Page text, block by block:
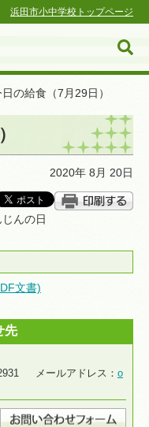
浜田市小中学校トップページ
の給食（7月29日）
2020年 8月 20日
んの日
文書)
先
メールアドレス： o